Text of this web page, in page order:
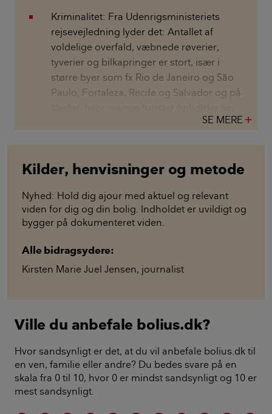
Kriminalitet: Fra Udenrigsministeriets
rejsevejledning lyder det: Antallet af
voldelige overfald, væbnede røverier,
tyverier og bilkapringer er stort, især i
større byer som fx Rio de Janeiro og São
Paulo, Fortaleza, Recife og Salvador og på
SE MERE
Kilder, henvisninger og metode
Nyhed: Hold dig ajour med aktuel og relevant
viden for dig og din bolig. Indholdet er uvildigt og
bygger på dokumenteret viden.
Alle bidragsydere:
Kirsten Marie Juel Jensen, journalist
Ville du anbefale bolius.dk?
Hvor sandsynligt er det, at du vil anbefale bolius.dk til
en ven, familie eller andre? Du bedes svare på en
skala fra 0 til 10, hvor 0 er mindst sandsynligt og 10 er
mest sandsynligt.